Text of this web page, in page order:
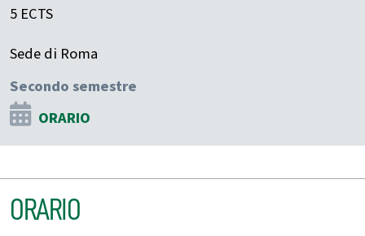
5 ECTS
Sede di Roma
Secondo semestre
ORARIO
ORARIO